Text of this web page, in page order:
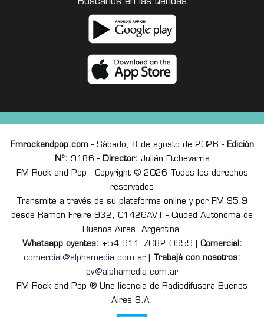
Buscanos en las tiendas
Fmrockandpop.com- Sábado, 8 de agosto de 2026 - Edición
Nº: 9186 - Director: Julián Etchevarria
FM Rock and Pop - Copyright © 2026 Todos los derechos
reservados
Transmite a través de su plataforma online y por FM 95.9
desde Ramón Freire 932, C1426AVT - Ciudad Autónoma de
Buenos Aires, Argentina.
Whatsapp oyentes: +54 911 7082 0959 | Comercial:
comercial@alphamedia.com.ar
Trabajá con nosotros:
cv@alphamedia.com.ar
FM Rock and Pop ® Una licencia de Radiodifusora Buenos
Aires S.A.